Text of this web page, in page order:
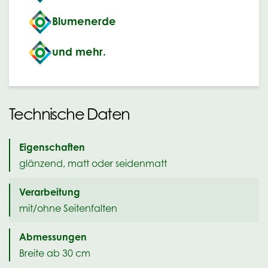
Blumenerde
und mehr.
Technische Daten
Eigenschaften
glänzend, matt oder seidenmatt
Verarbeitung
mit/ohne Seitenfalten
Abmessungen
Breite ab 30 cm